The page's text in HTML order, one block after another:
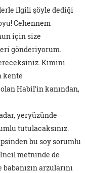
ilgili şöyle dediği
Cehennem
için size
gönderiyorum.
Kimini
kente
Habil'in kanından,
yeryüzünde
tutulacaksınız.
bu soy sorumlu
metninde de
arzularını